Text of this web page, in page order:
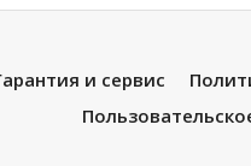
и сервис